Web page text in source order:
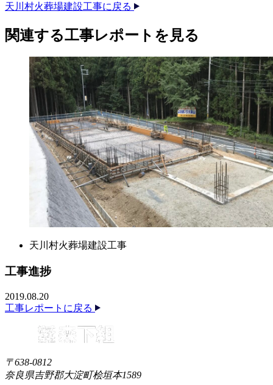
天川村火葬場建設工事に戻る
関連する​工事レポートを​見る​
天川村火葬場建設工事
工事進捗
2019.08.20
工事レポートに戻る
〒638-0812
奈良県吉野郡大淀町桧垣本1589